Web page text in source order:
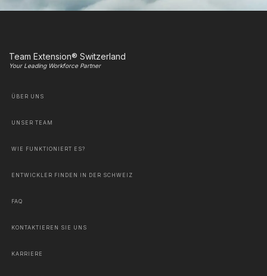
Team Extension® Switzerland
Your Leading Workforce Partner
ÜBER UNS
UNSER TEAM
WIE FUNKTIONIERT ES?
ENTWICKLER FINDEN IN DER SCHWEIZ
FAQ
KONTAKTIEREN SIE UNS
KARRIERE